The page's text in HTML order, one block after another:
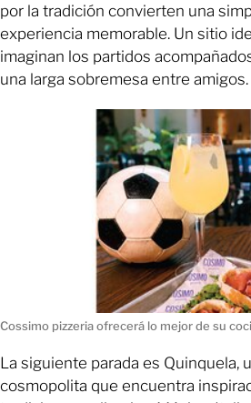
por la tradición convierten una
experiencia memorable. Un sitio
imaginan los partidos
una larga sobremesa entre amigos.
Cossimo pizzeria ofrecerá lo mejor de su
La siguiente parada es Quinquela,
cosmopolita que encuentra